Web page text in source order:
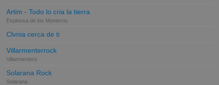
Artim - Todo lo cria la tierra
Espinosa de los Monteros
Clvnia cerca de ti
Villarmenterrock
Villarmentero
Solarana Rock
Solarana